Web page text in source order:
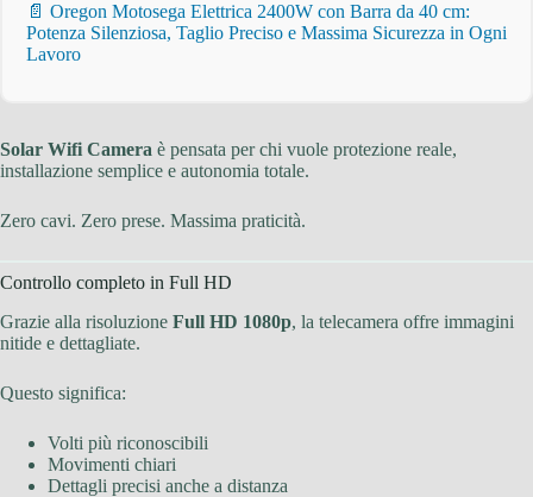
📄 Oregon Motosega Elettrica 2400W con Barra da 40 cm:
Potenza Silenziosa, Taglio Preciso e Massima Sicurezza in Ogni
Lavoro
Solar Wifi Camera è pensata per chi vuole protezione reale,
installazione semplice e autonomia totale.
Zero cavi. Zero prese. Massima praticità.
Controllo completo in Full HD
Grazie alla risoluzione Full HD 1080p, la telecamera offre immagini
nitide e dettagliate.
Questo significa:
Volti più riconoscibili
Movimenti chiari
Dettagli precisi anche a distanza